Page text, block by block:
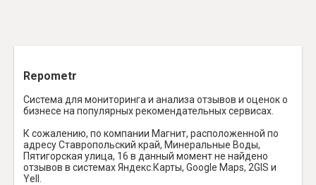
Repometr
Система для мониторинга и анализа отзывов и оценок о
бизнесе на популярных рекомендательных сервисах.
К сожалению, по компании Магнит, расположенной по
адресу Ставропольский край, Минеральные Воды,
Пятигорская улица, 16 в данный момент не найдено
отзывов в системах Яндекс.Карты, Google Maps, 2GIS и
Yell.